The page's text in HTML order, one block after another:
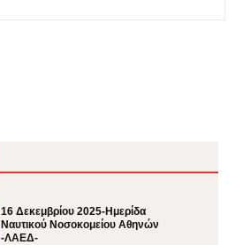
16 Δεκεμβρίου 2025-Ημερίδα
Ναυτικού Νοσοκομείου Αθηνών
-ΛΑΕΔ-